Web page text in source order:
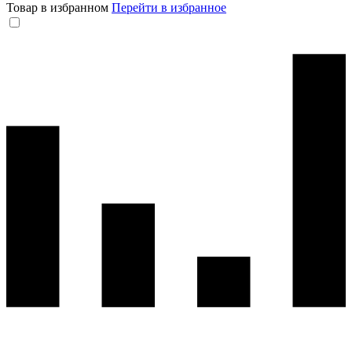
Товар в избранном Перейти в избранное